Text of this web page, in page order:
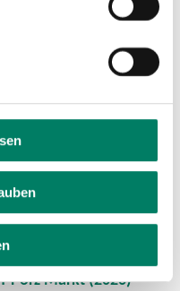
Porz Markt (2026)